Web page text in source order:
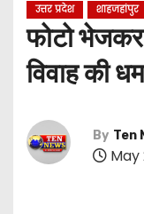
उत्तर प्रदेश शाहजहांपुर
फोटो
विवाह की
By Ten
May